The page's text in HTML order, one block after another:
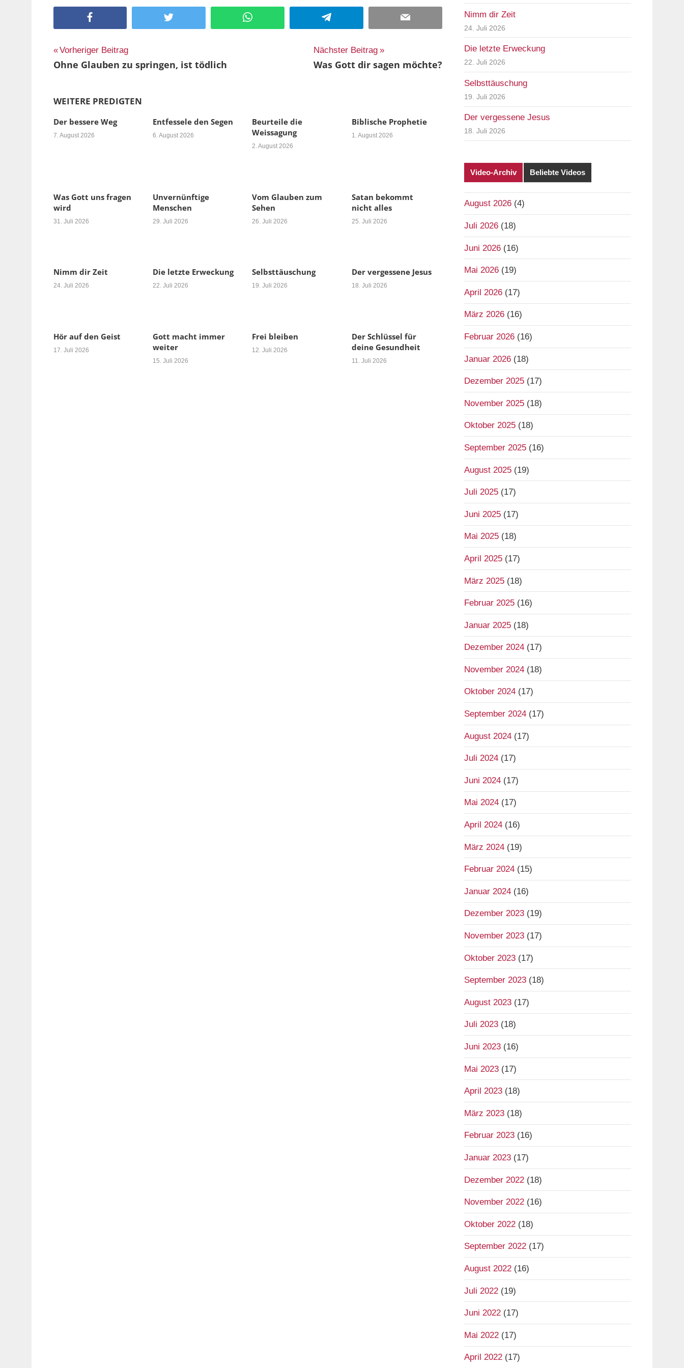
Twitter WhatsApp Telegram Email
Beitragsnavigation
Vorheriger Beitrag
Ohne Glauben zu springen, ist tödlich
Nächster Beitrag
Was Gott dir sagen möchte?
WEITERE PREDIGTEN
Der bessere Weg
7. August 2026
Entfessele den Segen
6. August 2026
Beurteile die
Weissagung
2. August 2026
Biblische Prophetie
1. August 2026
Was Gott uns fragen
wird
31. Juli 2026
Unvernünftige
Menschen
29. Juli 2026
Vom Glauben zum
Sehen
26. Juli 2026
Satan bekommt
nicht alles
25. Juli 2026
Nimm dir Zeit
24. Juli 2026
Die letzte Erweckung
22. Juli 2026
Selbsttäuschung
19. Juli 2026
Der vergessene Jesus
18. Juli 2026
Hör auf den Geist
17. Juli 2026
Gott macht immer
weiter
15. Juli 2026
Frei bleiben
12. Juli 2026
Der Schlüssel für
deine Gesundheit
11. Juli 2026
Nimm dir Zeit
24. Juli 2026
Die letzte Erweckung
22. Juli 2026
Selbsttäuschung
19. Juli 2026
Der vergessene Jesus
18. Juli 2026
Video-Archiv Beliebte Videos
August 2026(4)
Juli 2026(18)
Juni 2026(16)
Mai 2026(19)
April 2026(17)
März 2026(16)
Februar 2026(16)
Januar 2026(18)
Dezember 2025(17)
November 2025(18)
Oktober 2025(18)
September 2025(16)
August 2025(19)
Juli 2025(17)
Juni 2025(17)
Mai 2025(18)
April 2025(17)
März 2025(18)
Februar 2025(16)
Januar 2025(18)
Dezember 2024(17)
November 2024(18)
Oktober 2024(17)
September 2024(17)
August 2024(17)
Juli 2024(17)
Juni 2024(17)
Mai 2024(17)
April 2024(16)
März 2024(19)
Februar 2024(15)
Januar 2024(16)
Dezember 2023(19)
November 2023(17)
Oktober 2023(17)
September 2023(18)
August 2023(17)
Juli 2023(18)
Juni 2023(16)
Mai 2023(17)
April 2023(18)
März 2023(18)
Februar 2023(16)
Januar 2023(17)
Dezember 2022(18)
November 2022(16)
Oktober 2022(18)
September 2022(17)
August 2022(16)
Juli 2022(19)
Juni 2022(17)
Mai 2022(17)
April 2022(17)